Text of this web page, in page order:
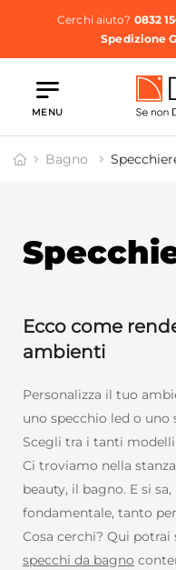
Cerchi aiuto? 0832
Spedizione
MENU
Bagno
Ecco come
ambienti
Personalizza il tuo
uno specchio led o
Scegli tra i tanti
Ci troviamo nella
beauty, il bagno. E si
fondamentale, tanto
Cosa cerchi? Qui potrai
specchi da bagno